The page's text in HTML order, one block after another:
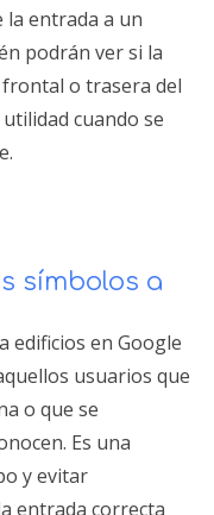
la entrada a un
podrán ver si la
o trasera del
cuando se
símbolos a
edificios en Google
usuarios que
o que se
Es una
y evitar
entrada correcta